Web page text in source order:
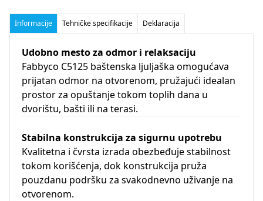
Informacije Tehničke specifikacije Deklaracija
Udobno mesto za odmor i relaksaciju
Fabbyco C5125 baštenska ljuljaška omogućava
prijatan odmor na otvorenom, pružajući idealan
prostor za opuštanje tokom toplih dana u
dvorištu, bašti ili na terasi.
Stabilna konstrukcija za sigurnu upotrebu
Kvalitetna i čvrsta izrada obezbeđuje stabilnost
tokom korišćenja, dok konstrukcija pruža
pouzdanu podršku za svakodnevno uživanje na
otvorenom.